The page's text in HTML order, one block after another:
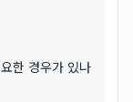
한 경우가 있나